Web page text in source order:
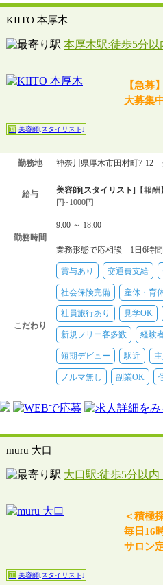
KIITO 本厚木
本厚木駅:徒歩5分以
【急募
大募集
面 美容師[スタイリスト]
勤務地 神奈川県厚木市田村町7-12
給与 美容師[スタイリスト]
【報
円~1000円
勤務時間
9:00 ～ 18:00
…
業務形態で応相談 1日6時
こだわり
賞与あり 交通費支給
社会保険完備 産休・育
社員旅行あり 見学OK
新規フリー客多数 経験
短期デビュー 駅近
ノルマ無し 副業OK
muru 大口
大口駅:徒歩5分以内
＜積極
毎日16
サロン
正 美容師[スタイリスト]